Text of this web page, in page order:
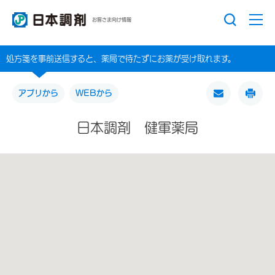
お客さま向け情報
処方箋を事前送信すると、薬局で待たずにお薬が受け取れます。
アプリから WEBから
日本調剤 健軍薬局